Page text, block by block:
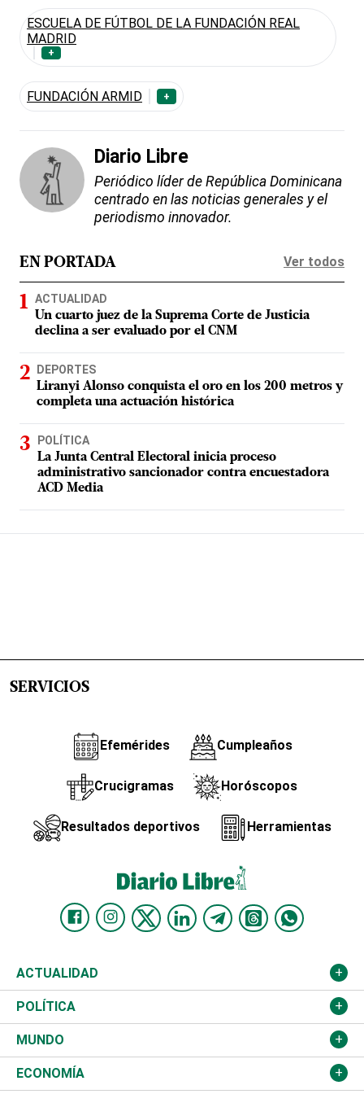
ESCUELA DE FÚTBOL DE LA FUNDACIÓN REAL
MADRID
+
FUNDACIÓN ARMID +
Diario Libre
Periódico líder de República Dominicana
centrado en las noticias generales y el
periodismo innovador.
EN PORTADA Ver todos
ACTUALIDAD
Un cuarto juez de la Suprema Corte de Justicia
declina a ser evaluado por el CNM
DEPORTES
Liranyi Alonso conquista el oro en los 200 metros y
completa una actuación histórica
POLÍTICA
La Junta Central Electoral inicia proceso
administrativo sancionador contra encuestadora
ACD Media
SERVICIOS
Efemérides Cumpleaños
Crucigramas Horóscopos
Resultados deportivos Herramientas
ACTUALIDAD
Nacional
Ciudad
Educación
POLÍTICA
Partidos
JCE
MUNDO
Estados Unidos
ECONOMÍA